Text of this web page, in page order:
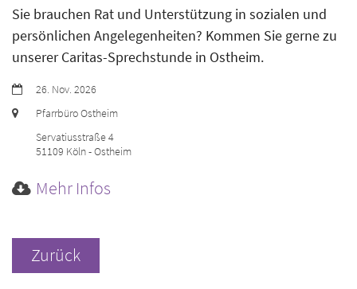
Sie brauchen Rat und Unterstützung in sozialen und
persönlichen Angelegenheiten? Kommen Sie gerne zu
unserer Caritas-Sprechstunde in Ostheim.
Datum:26. Nov. 2026
Ort:
Pfarrbüro Ostheim
Servatiusstraße 4
51109 Köln - Ostheim
Mehr Infos
Zurück